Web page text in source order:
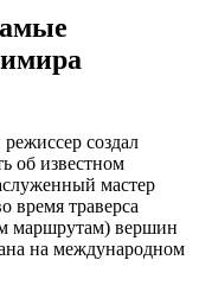
создал
об известном
мастер
время траверса
маршрутам) вершин
на международном